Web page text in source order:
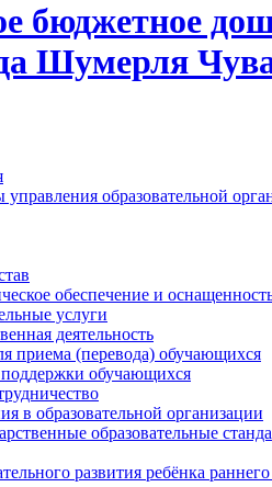
бюджетное
Шумерля
образовательной
обеспечение и
услуги
деятельность
приема (перевода) обучающихся
обучающихся
в образовательной организации
образовательные
развития ребёнка раннего